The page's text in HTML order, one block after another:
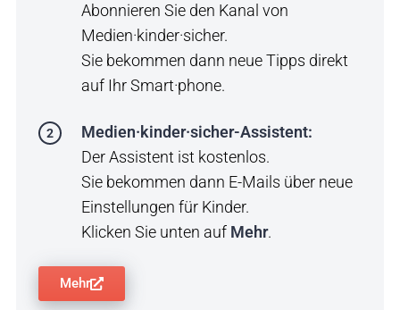
Abonnieren Sie den Kanal von
Medien·kinder·sicher.
Sie bekommen dann neue Tipps direkt
auf Ihr Smart·phone.
Medien·kinder·sicher-Assistent:
Der Assistent ist kostenlos.
Sie bekommen dann E-Mails über neue
Einstellungen für Kinder.
Klicken Sie unten auf Mehr.
Mehr